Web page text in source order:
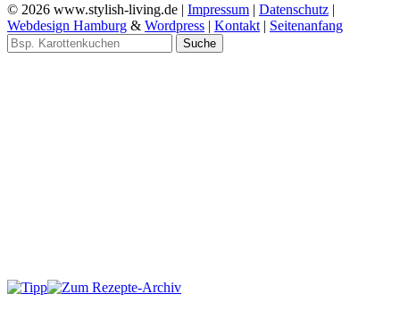
© 2026 www.stylish-living.de | Impressum | Datenschutz |
Webdesign Hamburg & Wordpress | Kontakt | Seitenanfang
Suche